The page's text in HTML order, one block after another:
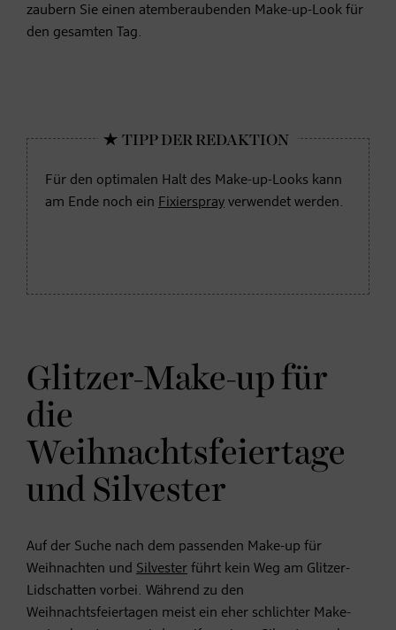
zaubern Sie einen atemberaubenden Make-up-Look für
den gesamten Tag.
Für den optimalen Halt des Make-up-Looks kann
am Ende noch ein Fixierspray verwendet werden.
Glitzer-Make-up für
die
Weihnachtsfeiertage
und Silvester
Auf der Suche nach dem passenden Make-up für
Weihnachten und Silvester führt kein Weg am Glitzer-
Lidschatten vorbei. Während zu den
Weihnachtsfeiertagen meist ein eher schlichter Make-